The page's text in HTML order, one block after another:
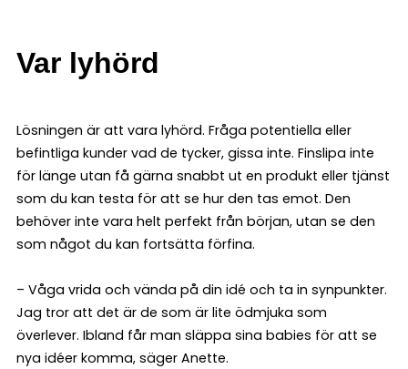
Var lyhörd
Lösningen är att vara lyhörd. Fråga potentiella eller
befintliga kunder vad de tycker, gissa inte. Finslipa inte
för länge utan få gärna snabbt ut en produkt eller tjänst
som du kan testa för att se hur den tas emot. Den
behöver inte vara helt perfekt från början, utan se den
som något du kan fortsätta förfina.
– Våga vrida och vända på din idé och ta in synpunkter.
Jag tror att det är de som är lite ödmjuka som
överlever. Ibland får man släppa sina babies för att se
nya idéer komma, säger Anette.